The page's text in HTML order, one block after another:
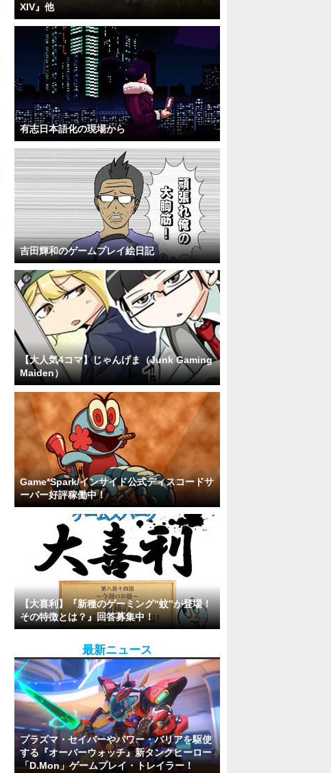
XIV』他
有志日本語化の現場から
吉田輝和のゲームプレイ絵日記
【大人気4コマ】じゃんげま（Junk Gaming
Maiden）
Game*Spark/インサイド公式ディスコードサ
ーバー好評稼働中！
【大喜利】『新種のゲーミング“蚊”が登場！
その特徴とは？』回答募集中！
最新ニュース
プラズマ・セイバーやパワー・バリアを駆使
する『オーバーウォッチ』新タンクヒーロー
「D.Mon」ゲームプレイ・トレイラー！